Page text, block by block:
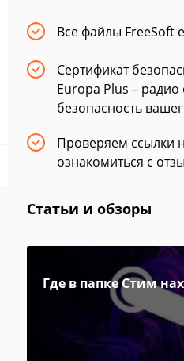
Все файлы FreeSoft
Сертификат
Europa Plus –
безопасность
Проверяем ссылки
ознакомиться с
Статьи и обзоры
Где в папке Стим